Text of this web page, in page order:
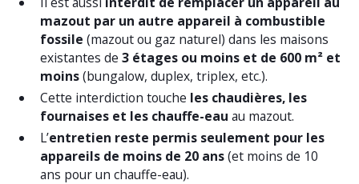
mazout par un autre appareil à combustible
fossile (mazout ou gaz naturel) dans les maisons
existantes de 3 étages ou moins et de 600 m² et
moins(bungalow, duplex, triplex, etc.).
Cette interdiction touche les chaudières, les
fournaises et les chauffe-eau au mazout.
L’entretien reste permis seulement pour les
appareils de moins de 20 ans(et moins de 10
ans pour un chauffe-eau).